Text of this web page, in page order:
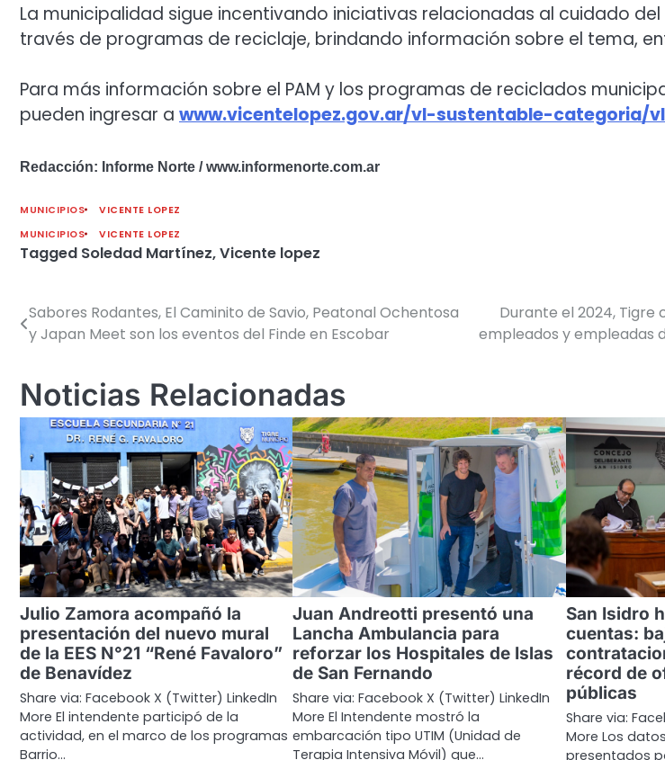
La municipalidad sigue incentivando iniciativas relacionadas al cuidado
través de programas de reciclaje, brindando información sobre el tema,
Para más información sobre el PAM y los programas de reciclados
pueden ingresar a www.vicentelopez.gov.ar/vl-sustentable-categoria/
Redacción: Informe Norte / www.informenorte.com.ar
MUNICIPIOS
VICENTE LOPEZ
MUNICIPIOS
VICENTE LOPEZ
Tagged Soledad Martínez,Vicente lopez
Navegación
de
entradas
Sabores Rodantes, El Caminito de Savio, Peatonal Ochentosa
y Japan Meet son los eventos del Finde en Escobar
Durante el 2024, Tigre
empleados y empleadas
Noticias Relacionadas
Julio Zamora acompañó la
presentación del nuevo mural
de la EES N°21 “René Favaloro”
de Benavídez
Share via: Facebook X (Twitter) LinkedIn
More El intendente participó de la
actividad, en el marco de los programas
Barrio…
Juan Andreotti presentó una
Lancha Ambulancia para
reforzar los Hospitales de Islas
de San Fernando
Share via: Facebook X (Twitter) LinkedIn
More El Intendente mostró la
embarcación tipo UTIM (Unidad de
Terapia Intensiva Móvil) que…
San Isidro
cuentas:
récord de
públicas
Share via:
More Los
presentados